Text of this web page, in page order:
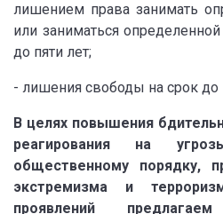
лишением права занимать
или заниматься
до пяти лет;
- лишения свободы на срок до
В целях повышения
реагирования на
общественному порядку,
экстремизма и
проявлений